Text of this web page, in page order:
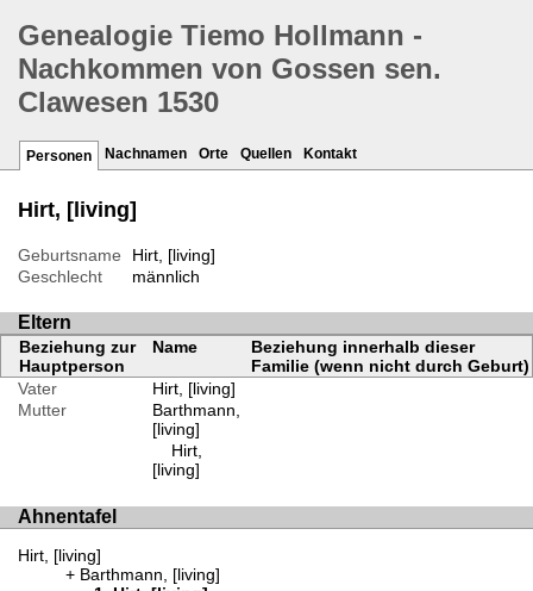
Genealogie Tiemo Hollmann -
Nachkommen von Gossen sen.
Clawesen 1530
Personen Nachnamen Orte Quellen Kontakt
Hirt, [living]
Geburtsname
Hirt, [living]
Geschlecht
männlich
Eltern
Beziehung zur
Hauptperson
Name
Beziehung innerhalb dieser
Familie (wenn nicht durch Geburt)
Vater
Hirt, [living]
Mutter
Barthmann,
[living]
Hirt,
[living]
Ahnentafel
Hirt, [living]
Barthmann, [living]